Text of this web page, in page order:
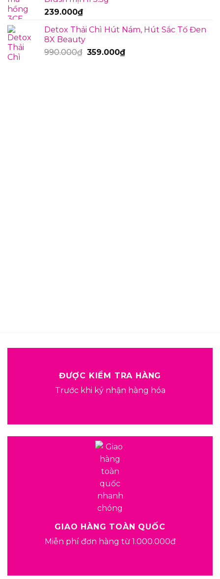
239.000₫
Detox Thải Chì Hút Nám, Hút Sắc Tố Đen
8X Beauty
990.000₫ Giá
359.000₫Giá
ĐƯỢC KIỂM TRA HÀNG
Trước khi ký nhận hàng hóa
GIAO HÀNG TOÀN QUỐC
Miễn phí đơn hàng từ 1.000.000đ